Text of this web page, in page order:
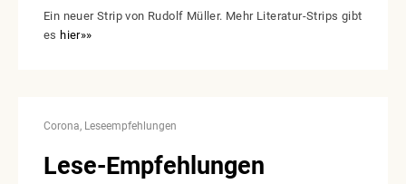
Ein neuer Strip von Rudolf Müller. Mehr Literatur-Strips gibt
eshier»»
Corona Leseempfehlungen
Lese-Empfehlungen